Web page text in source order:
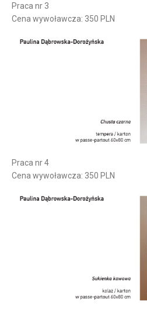
Praca nr 3
Cena wywoławcza: 350 PLN
Praca nr 4
Cena wywoławcza: 350 PLN